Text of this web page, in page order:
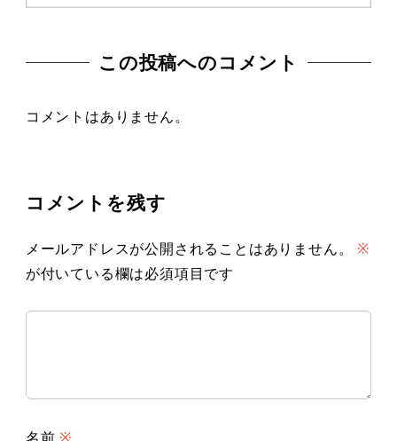
この投稿へのコメント
コメントはありません。
コメントを残す
メールアドレスが公開されることはありません。
※
が付いている欄は必須項目です